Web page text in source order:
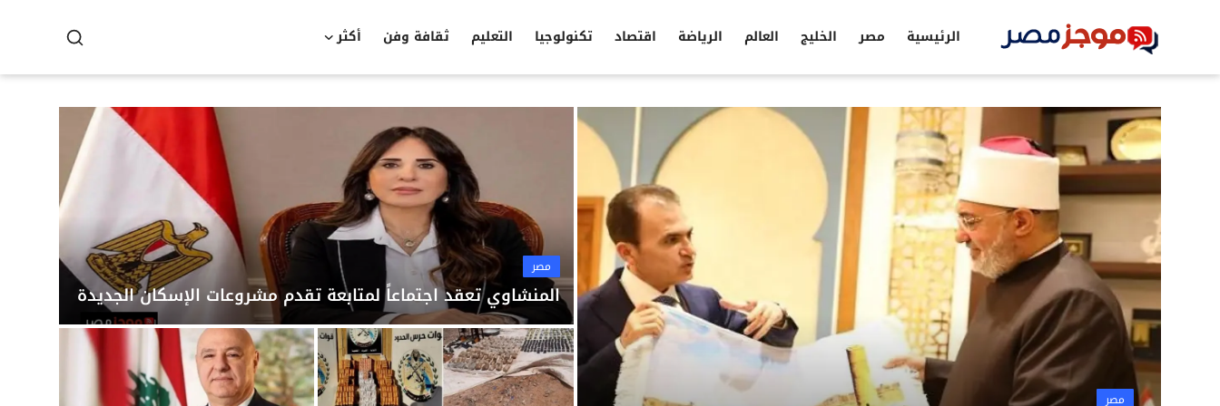
الرئيسية مصر الخليج العالم الرياضة اقتصاد تكنولوجيا التعليم ثقافة وفن أكثر
الرئيسية
تكنولوجيا
مصر مصر
مصر
المنشاوي تعقد اجتماعاً لمتابعة تقدم مشروعات الإسكان الجديدة